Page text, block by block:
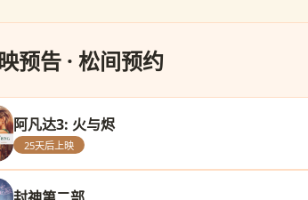
预告 · 松间预约
阿凡达3: 火与烬
25天后上映